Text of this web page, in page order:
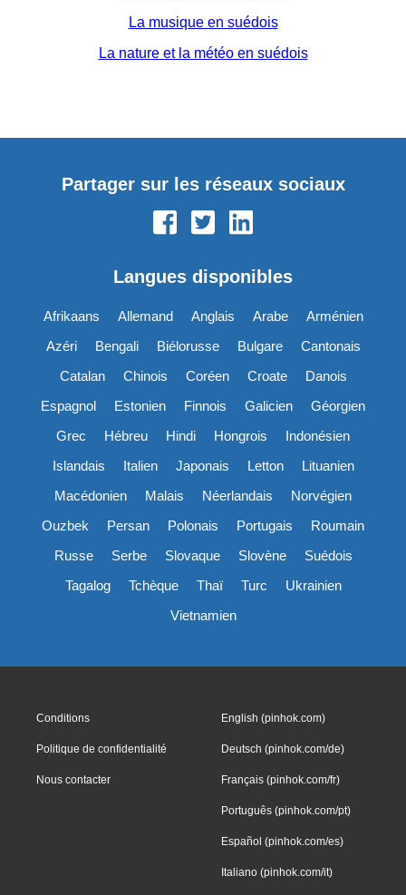
La musique en suédois
La nature et la météo en suédois
Partager sur les réseaux sociaux
Langues disponibles
Afrikaans Allemand Anglais Arabe
Arménien
Azéri
Bengali Biélorusse Bulgare
Cantonais
Catalan
Chinois Coréen Croate
Danois
Espagnol
Estonien Finnois Galicien
Géorgien
Grec
Hébreu Hindi Hongrois
Indonésien
Islandais
Italien Japonais Letton
Lituanien
Macédonien
Malais Néerlandais
Norvégien
Ouzbek
Persan Polonais Portugais
Roumain
Russe
Serbe Slovaque Slovène
Suédois
Tagalog
Tchèque Thaï Turc
Ukrainien
Vietnamien
Conditions
Politique de confidentialité
Nous contacter
English (pinhok.com)
Deutsch (pinhok.com/de)
Français (pinhok.com/fr)
Português (pinhok.com/pt)
Español (pinhok.com/es)
Italiano (pinhok.com/it)